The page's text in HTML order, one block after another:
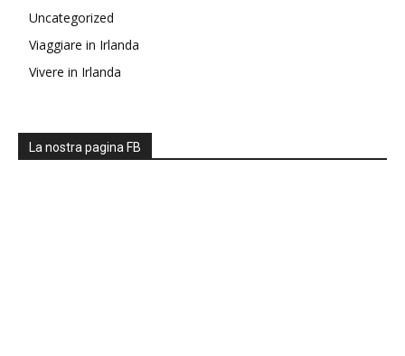
Uncategorized
Viaggiare in Irlanda
Vivere in Irlanda
La nostra pagina FB